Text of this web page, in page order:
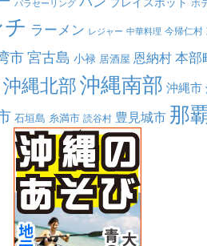
パラセーリング
ラーメン レジャー 中華料理 今帰仁村
市宮古島 小禄 居酒屋 恩納村本部
沖縄北部沖縄南部 沖縄市
石垣島 糸満市 読谷村 豊見城市 那